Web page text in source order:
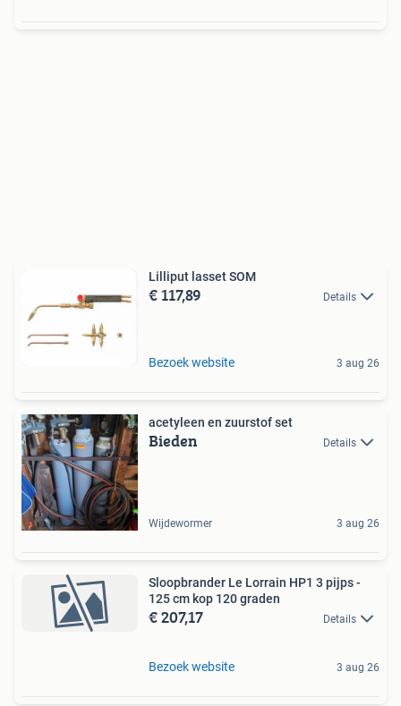
Lilliput lasset SOM
€ 117,89 Details
Bezoek website 3 aug 26
acetyleen en zuurstof set
Bieden Details
Wijdewormer 3 aug 26
Sloopbrander Le Lorrain HP1 3 pijps -
125 cm kop 120 graden
€ 207,17 Details
Bezoek website 3 aug 26